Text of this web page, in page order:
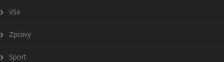
Vše
Zprávy
Sport